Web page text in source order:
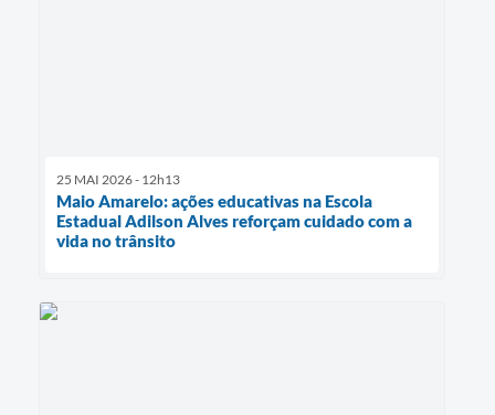
25 MAI 2026 - 12h13
Maio Amarelo: ações educativas na Escola
Estadual Adilson Alves reforçam cuidado com a
vida no trânsito